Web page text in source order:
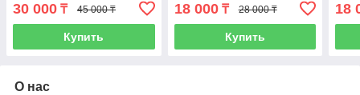
30 000 ₸ 45 000 ₸
Купить
18 000₸ 28 000 ₸
Купить
18
О нас